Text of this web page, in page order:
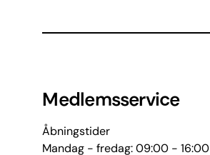
Medlemsservice
Åbningstider
Mandag - fredag: 09:00 - 16:00